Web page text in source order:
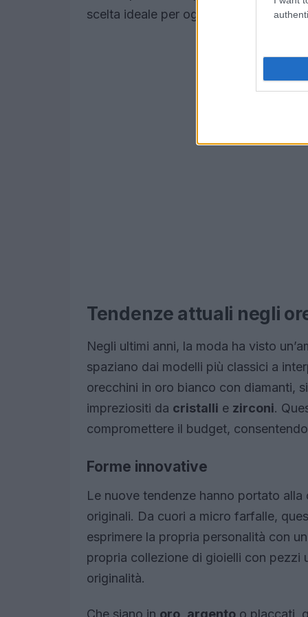
scelta ideale per ogni occasione.
Tendenze attuali negli
Negli ultimi anni, la moda ha visto
spaziano dai modelli più classici a
orecchini in oro bianco con diamanti,
impreziositi da cristalli e zirconi.
compromettere il budget,
Forme innovative
Le nuove tendenze hanno portato
originali. Da cuori a micro farfalle,
esprimere la propria personalità con
propria collezione di gioielli con pezzi
originalità.